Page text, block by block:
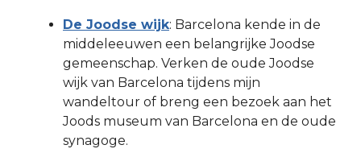
De Joodse wijk: Barcelona kende in de
middeleeuwen een belangrijke Joodse
gemeenschap. Verken de oude Joodse
wijk van Barcelona tijdens mijn
wandeltour of breng een bezoek aan het
Joods museum van Barcelona en de oude
synagoge.